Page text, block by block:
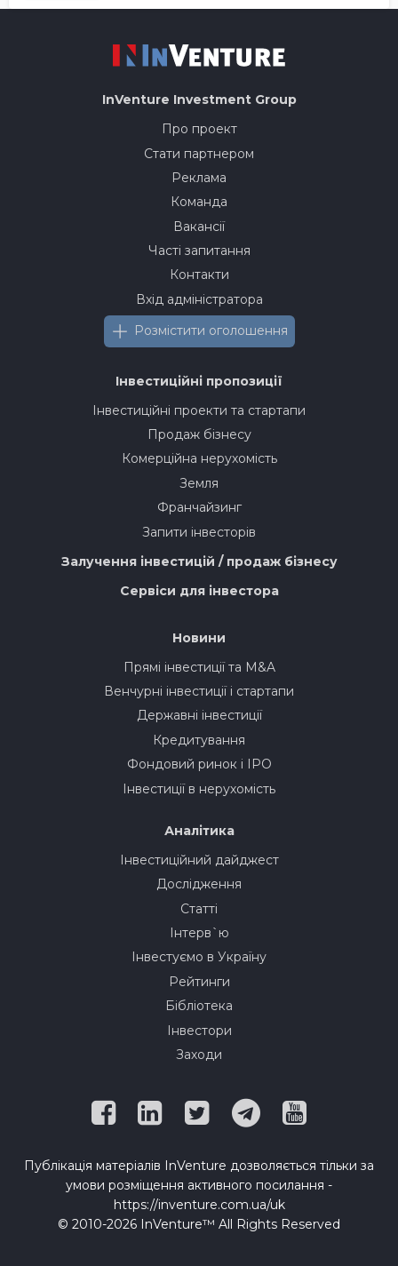
InVenture Investment Group
Про проект
Стати партнером
Реклама
Команда
Вакансії
Часті запитання
Контакти
Вхід адміністратора
Розмістити оголошення
Інвестиційні пропозиції
Інвестиційні проекти та стартапи
Продаж бізнесу
Комерційна нерухомість
Земля
Франчайзинг
Запити інвесторів
Залучення інвестицій / продаж бізнесу
Сервіси для інвестора
Новини
Прямі інвестиції та M&A
Венчурні інвестиції і стартапи
Державні інвестиції
Кредитування
Фондовий ринок і IPO
Інвестиції в нерухомість
Аналітика
Інвестиційний дайджест
Дослідження
Статті
Інтерв`ю
Інвестуємо в Україну
Рейтинги
Бібліотека
Інвестори
Заходи
Публікація матеріалів InVenture дозволяється тільки за
умови розміщення активного посилання -
https://inventure.com.ua/uk
© 2010-2026 InVenture™ All Rights Reserved